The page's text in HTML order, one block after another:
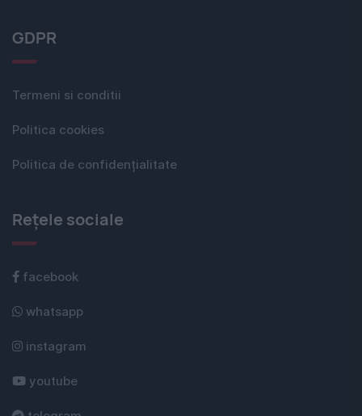
GDPR
Termeni si conditii
Politica cookies
Politica de confidențialitate
Rețele sociale
facebook
whatsapp
instagram
youtube